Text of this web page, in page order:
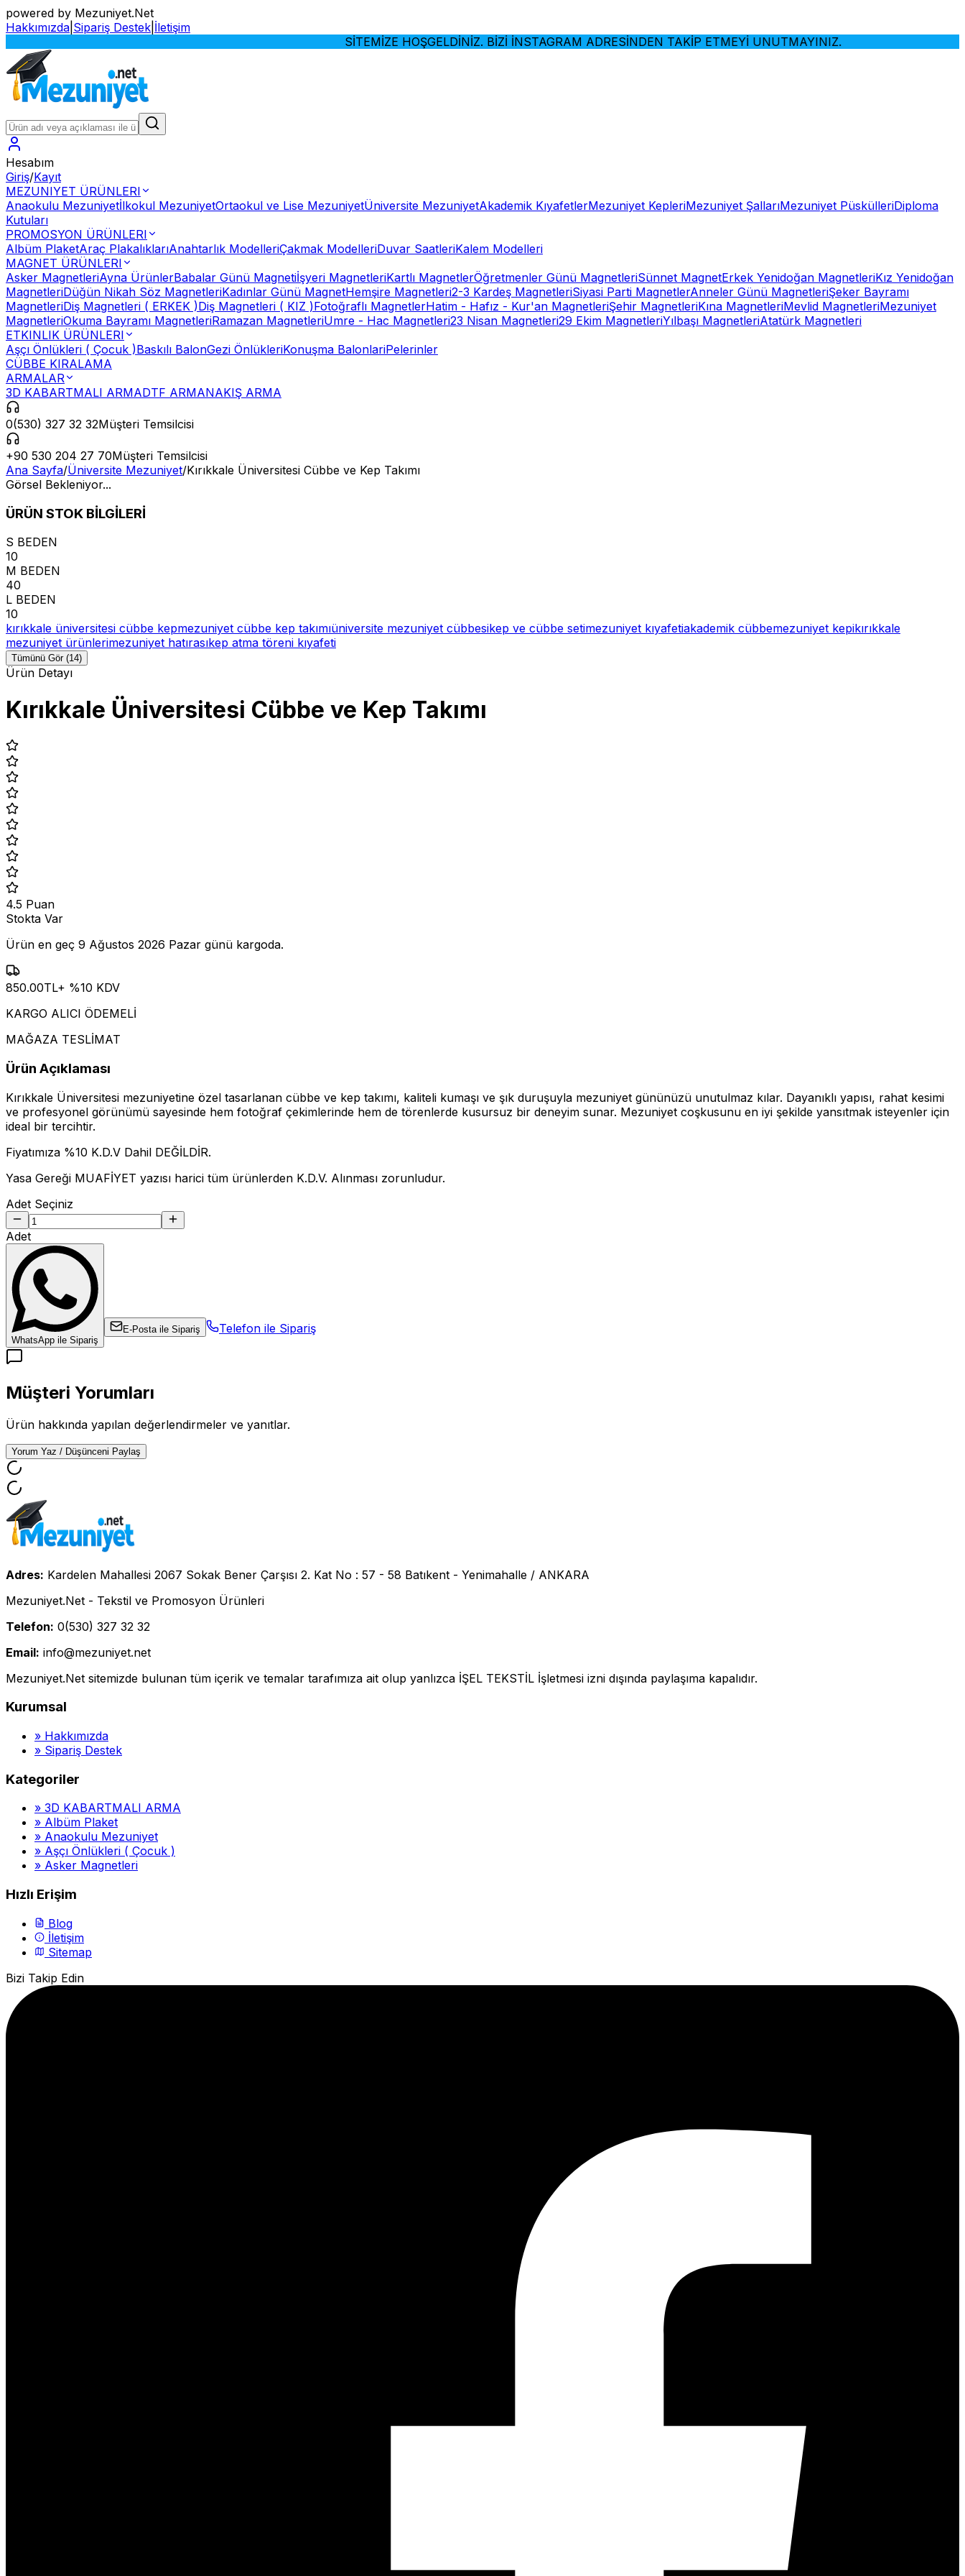
powered by Mezuniyet.Net
Hakkımızda Sipariş Destek İletişim
SİTEMİZE HOŞGELDİNİZ. BİZİ İNSTAGRAM ADRESİNDEN TAKİP ETMEYİ UNUTMAYINIZ.
Hesabım
Giriş/Kayıt
MEZUNIYET ÜRÜNLERI
Anaokulu Mezuniyetİlkokul MezuniyetOrtaokul ve Lise MezuniyetÜniversite MezuniyetAkademik KıyafetlerMezuniyet KepleriMezuniyet ŞallarıMezuniyet PüskülleriDiploma
Kutuları
PROMOSYON ÜRÜNLERI
Albüm PlaketAraç PlakalıklarıAnahtarlık ModelleriÇakmak ModelleriDuvar SaatleriKalem Modelleri
MAGNET ÜRÜNLERI
Asker MagnetleriAyna ÜrünlerBabalar Günü Magnetiİşyeri MagnetleriKartlı MagnetlerÖğretmenler Günü MagnetleriSünnet MagnetErkek Yenidoğan MagnetleriKız Yenidoğan
MagnetleriDüğün Nikah Söz MagnetleriKadınlar Günü MagnetHemşire Magnetleri2-3 Kardeş MagnetleriSiyasi Parti MagnetlerAnneler Günü MagnetleriŞeker Bayramı
MagnetleriDiş Magnetleri ( ERKEK )Diş Magnetleri ( KIZ )Fotoğraflı MagnetlerHatim - Hafız - Kur'an MagnetleriŞehir MagnetleriKına MagnetleriMevlid MagnetleriMezuniyet
MagnetleriOkuma Bayramı MagnetleriRamazan MagnetleriUmre - Hac Magnetleri23 Nisan Magnetleri29 Ekim MagnetleriYılbaşı MagnetleriAtatürk Magnetleri
ETKINLIK ÜRÜNLERI
Aşçı Önlükleri ( Çocuk )Baskılı BalonGezi ÖnlükleriKonuşma BalonlariPelerinler
CÜBBE KIRALAMA
ARMALAR
3D KABARTMALI ARMADTF ARMANAKIŞ ARMA
0(530) 327 32 32Müşteri Temsilcisi
+90 530 204 27 70Müşteri Temsilcisi
Ana Sayfa/Üniversite Mezuniyet/Kırıkkale Üniversitesi Cübbe ve Kep Takımı
Görsel Bekleniyor...
ÜRÜN STOK BİLGİLERİ
S BEDEN
10
M BEDEN
40
L BEDEN
10
kırıkkale üniversitesi cübbe kepmezuniyet cübbe kep takımıüniversite mezuniyet cübbesikep ve cübbe setimezuniyet kıyafetiakademik cübbemezuniyet kepikırıkkale
mezuniyet ürünlerimezuniyet hatırasıkep atma töreni kıyafeti
Tümünü Gör (14)
Ürün Detayı
Kırıkkale Üniversitesi Cübbe ve Kep Takımı
4.5 Puan
Stokta Var
Ürün en geç 9 Ağustos 2026 Pazar günü kargoda.
850.00TL+ %10 KDV
KARGO ALICI ÖDEMELİ
MAĞAZA TESLİMAT
Ürün Açıklaması
Kırıkkale Üniversitesi mezuniyetine özel tasarlanan cübbe ve kep takımı, kaliteli kumaşı ve şık duruşuyla mezuniyet gününüzü unutulmaz kılar. Dayanıklı yapısı, rahat kesimi
ve profesyonel görünümü sayesinde hem fotoğraf çekimlerinde hem de törenlerde kusursuz bir deneyim sunar. Mezuniyet coşkusunu en iyi şekilde yansıtmak isteyenler için
ideal bir tercihtir.
Fiyatımıza %10 K.D.V Dahil DEĞİLDİR.
Yasa Gereği MUAFİYET yazısı harici tüm ürünlerden K.D.V. Alınması zorunludur.
Adet Seçiniz
Adet
WhatsApp ile Sipariş
E-Posta ile Sipariş Telefon ile Sipariş
Müşteri Yorumları
Ürün hakkında yapılan değerlendirmeler ve yanıtlar.
Yorum Yaz / Düşünceni Paylaş
Adres: Kardelen Mahallesi 2067 Sokak Bener Çarşısı 2. Kat No : 57 - 58 Batıkent - Yenimahalle / ANKARA
Mezuniyet.Net - Tekstil ve Promosyon Ürünleri
Telefon: 0(530) 327 32 32
Email: info@mezuniyet.net
Mezuniyet.Net sitemizde bulunan tüm içerik ve temalar tarafımıza ait olup yanlızca İŞEL TEKSTİL İşletmesi izni dışında paylaşıma kapalıdır.
Kurumsal
» Hakkımızda
» Sipariş Destek
Kategoriler
» 3D KABARTMALI ARMA
» Albüm Plaket
» Anaokulu Mezuniyet
» Aşçı Önlükleri ( Çocuk )
» Asker Magnetleri
Hızlı Erişim
Blog
İletişim
Sitemap
Bizi Takip Edin